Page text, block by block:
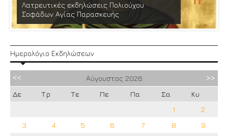
Λατρευτικές εκδηλώσεις Πολιούχου
Σοφάδων Αγίας Παρασκευής
Ημερολόγιο Εκδηλώσεων
Αύγουστος 2026
Δε
Τρ Τε Πε Πα Σα
Κυ
1
2
3
4 5 6 7 8
9